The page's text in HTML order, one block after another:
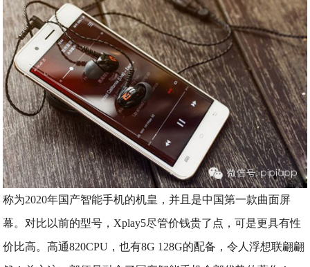
称为2020年国产智能手机的机皇，并且是中国第一款曲面屏
幕。对比以前的型号，Xplay5尽管价钱贵了点，可是更具有性
价比高。高通820CPU，也有8G 128G的配备，令人浮想联翩翩